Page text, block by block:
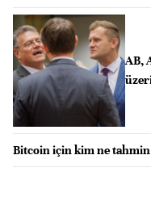
AB,
Bitcoin için kim ne